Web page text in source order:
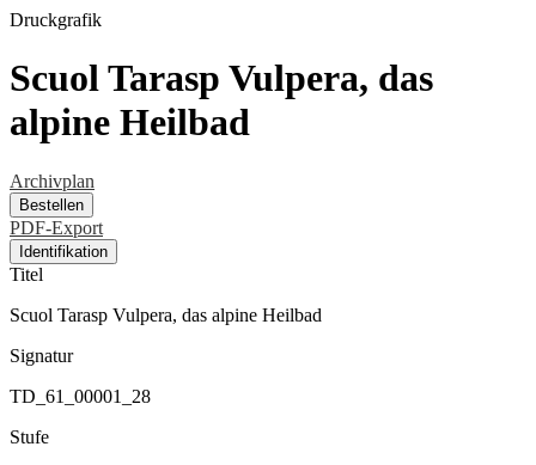
Druckgrafik
Scuol Tarasp Vulpera, das
alpine Heilbad
Archivplan
Bestellen
PDF-Export
Identifikation
Titel
Scuol Tarasp Vulpera, das alpine Heilbad
Signatur
TD_61_00001_28
Stufe